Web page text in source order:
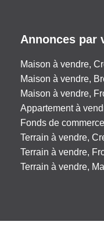
Annonces par
Maison à vendre,
Maison à vendre,
Maison à vendre,
Appartement à
Fonds de
Terrain à vendre,
Terrain à vendre,
Terrain à vendre,